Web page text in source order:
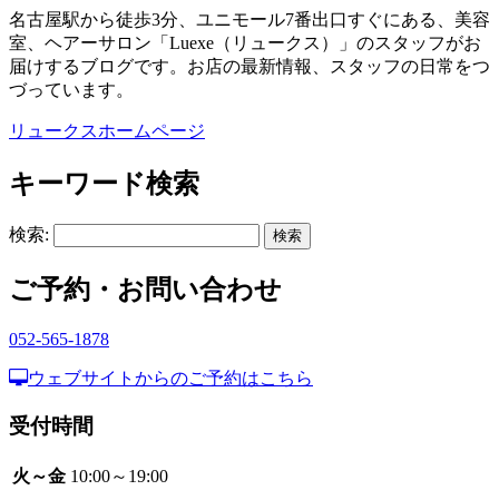
名古屋駅から徒歩3分、ユニモール7番出口すぐにある、美容
室、ヘアーサロン「Luexe（リュークス）」のスタッフがお
届けするブログです。お店の最新情報、スタッフの日常をつ
づっています。
リュークスホームページ
キーワード検索
検索:
ご予約・お問い合わせ
052-565-1878
ウェブサイトからのご予約はこちら
受付時間
火～金 10:00～19:00